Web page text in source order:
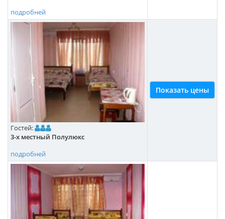
подробней
Гостей:
3-х местный Полулюкс
подробней
Показать цены